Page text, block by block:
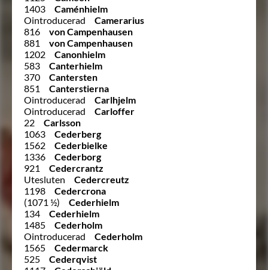
1403
Caménhielm
Ointroducerad
Camerarius
816
von Campenhausen
881
von Campenhausen
1202
Canonhielm
583
Canterhielm
370
Cantersten
851
Canterstierna
Ointroducerad
Carlhjelm
Ointroducerad
Carloffer
22
Carlsson
1063
Cederberg
1562
Cederbielke
1336
Cederborg
921
Cedercrantz
Utesluten
Cedercreutz
1198
Cedercrona
(1071 ½)
Cederhielm
134
Cederhielm
1485
Cederholm
Ointroducerad
Cederholm
1565
Cedermarck
525
Cederqvist